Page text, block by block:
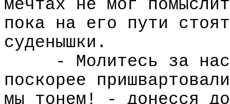
мечтах не мог
пока на его пути
суденышки.
- Молитесь за
поскорее
мы тонем! - донесся